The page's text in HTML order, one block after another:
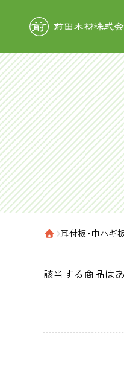
ホーム
›耳付板・巾ハギ
該当する商品は